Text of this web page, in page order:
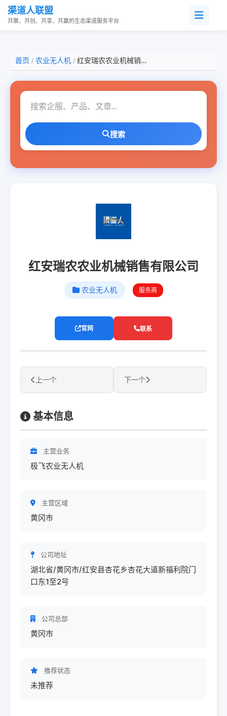
渠道人联盟
共聚、共创、共享、共赢的生态渠道服务平台
首页 / 农业无人机 / 红安瑞农农业机械销售有限公司
搜索
红安瑞农农业机械销售有限公司
农业无人机 服务商
官网 联系
上一个 下一个
基本信息
主营业务
极飞农业无人机
主营区域
黄冈市
公司地址
湖北省/黄冈市/红安县杏花乡杏花大道新福利院门
口东1至2号
公司总部
黄冈市
推荐状态
未推荐